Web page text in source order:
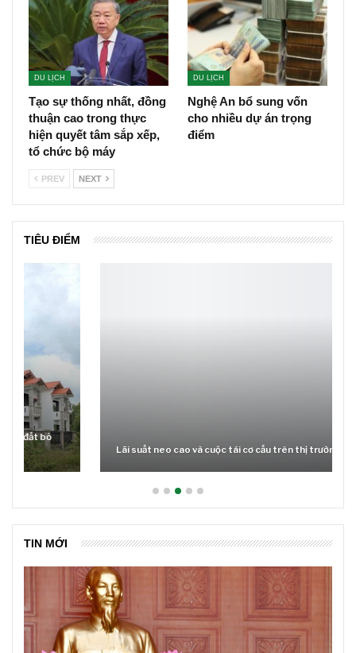
DU LỊCH
Tạo sự thống nhất, đồng
thuận cao trong thực
hiện quyết tâm sắp xếp,
tổ chức bộ máy
DU LỊCH
Nghệ An bổ sung vốn
cho nhiều dự án trọng
điểm
PREV NEXT
TIÊU ĐIỂM
Lãi suất neo cao và cuộc tái cơ cấu trên thị trường BĐS
TIN MỚI